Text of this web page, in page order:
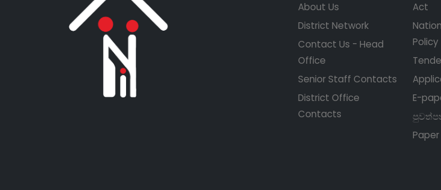
About Us
District Network
Contact Us - Head
Office
Senior Staff Contacts
District Office
Contacts
Act
Policy
E-